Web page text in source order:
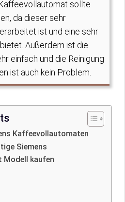
sollte
da dieser sehr
ist und eine sehr
Außerdem ist die
einfach und die Reinigung
ist auch kein Problem.
Kaffeevollautomaten
Siemens
Modell kaufen